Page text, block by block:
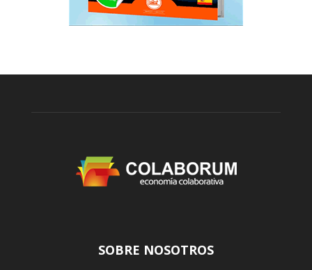
SOBRE NOSOTROS